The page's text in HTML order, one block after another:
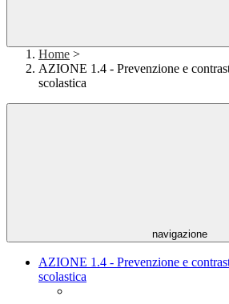
Home >
AZIONE 1.4 - Prevenzione e
scolastica
navigazione
AZIONE 1.4 - Prevenzione e
scolastica